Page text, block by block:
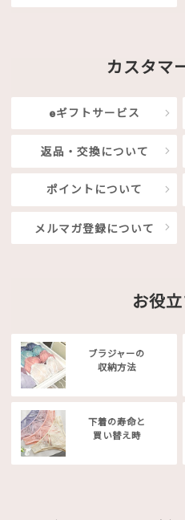
カスタマ
eギフトサービス
返品・交換について
ポイントについて
メルマガ登録について
お役
ブラジャーの
収納方法
下着の寿命と
買い替え時